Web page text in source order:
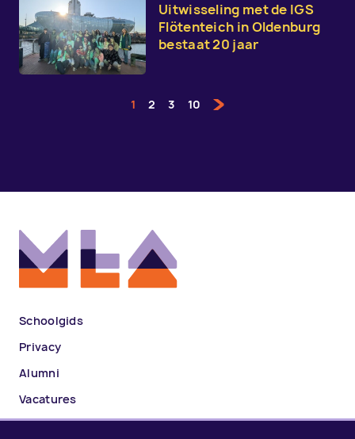
Uitwisseling met de IGS
Flötenteich in Oldenburg
bestaat 20 jaar
1 2 3 10
Schoolgids
Privacy
Alumni
Vacatures
Contact